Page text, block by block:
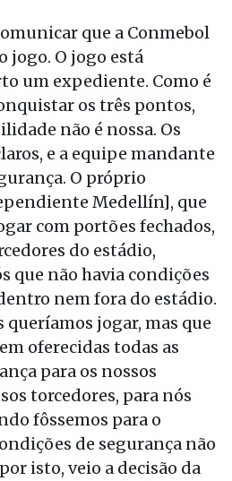
que a Conmebol
jogo. O jogo está
um expediente. Como é
os três pontos,
não é nossa. Os
e a equipe mandante
O próprio
Medellín], que
com portões fechados,
do estádio,
que não havia condições
nem fora do estádio.
queríamos jogar, mas que
oferecidas todas as
para os nossos
torcedores, para nós
fôssemos para o
de segurança não
isto, veio a decisão da